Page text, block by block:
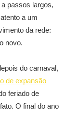
passos largos,
a um
da rede:
novo.
do carnaval,
de expansão
feriado de
O final do ano